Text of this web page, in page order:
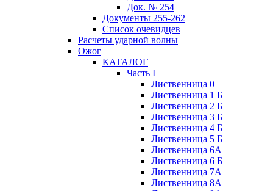
Док. № 254
Документы 255-262
Список очевидцев
Расчеты ударной волны
Ожог
КАТАЛОГ
Часть I
Лиственница 0
Лиственница 1 Б
Лиственница 2 Б
Лиственница 3 Б
Лиственница 4 Б
Лиственница 5 Б
Лиственница 6А
Лиственница 6 Б
Лиственница 7А
Лиственница 8А